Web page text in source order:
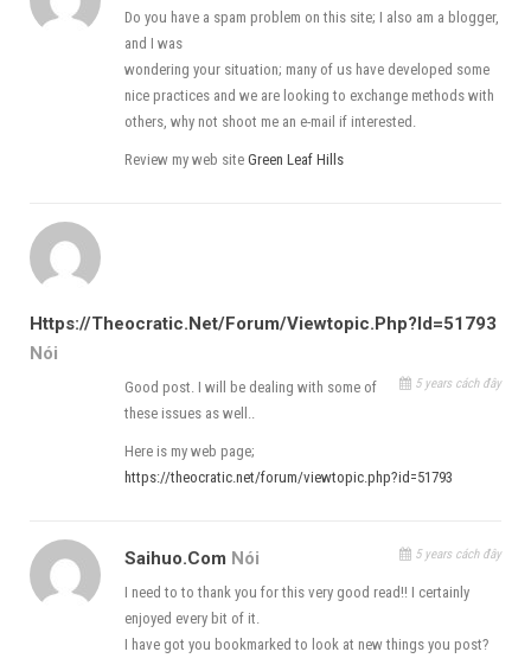
Do you have a spam problem on this site; I also am a blogger,
and I was
wondering your situation; many of us have developed some
nice practices and we are looking to exchange methods with
others, why not shoot me an e-mail if interested.
Review my web site Green Leaf Hills
Https://theocratic.net/forum/viewtopic.php?id=51793
Nói
5 years cách đây
Good post. I will be dealing with some of
these issues as well..
Here is my web page;
https://theocratic.net/forum/viewtopic.php?id=51793
Saihuo.com Nói 5 years cách đây
I need to to thank you for this very good read!! I certainly
enjoyed every bit of it.
I have got you bookmarked to look at new things you post?